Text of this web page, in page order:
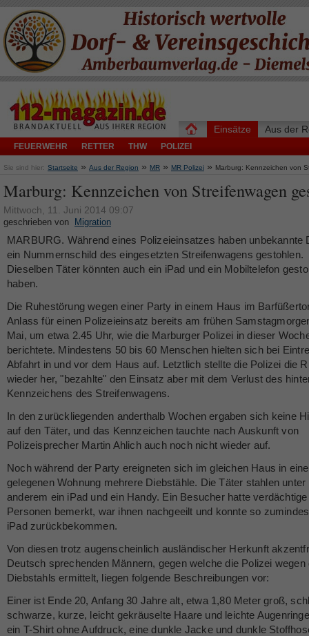
Einsätze
FEUERWEHR RETTER THW POLIZEI
Aus der
Sie sind hier: Startseite » Aus der Region » MR » MR Polizei » Marburg: Kennzeichen von
Marburg: Kennzeichen von Streifenwagen
Mittwoch, 11. Juni 2014 09:07
geschrieben von Migration
MARBURG. Während eines Polizeieinsatzes haben unbekannte
ein Nummernschild des eingesetzten Streifenwagens gestohlen.
Dieselben Täter könnten auch ein iPad und ein Mobiltelefon
haben.
Die Ruhestörung wegen einer Party in einem Haus im
Anlass für einen Polizeieinsatz bereits am frühen
Mai, um etwa 2.45 Uhr, wie die Marburger Polizei in dieser
berichtete. Mindestens 50 bis 60 Menschen hielten sich bei
Abfahrt in und vor dem Haus auf. Letztlich stellte die Polizei die
wieder her, "bezahlte" den Einsatz aber mit dem Verlust des
Kennzeichens des Streifenwagens.
In den zurückliegenden anderthalb Wochen ergaben sich keine
auf den Täter, und das Kennzeichen tauchte nach Auskunft von
Polizeisprecher Martin Ahlich auch noch nicht wieder auf.
Noch während der Party ereigneten sich im gleichen Haus in
gelegenen Wohnung mehrere Diebstähle. Die Täter stahlen unter
anderem ein iPad und ein Handy. Ein Besucher hatte verdächtige
Personen bemerkt, war ihnen nachgeeilt und konnte so
iPad zurückbekommen.
Von diesen trotz augenscheinlich ausländischer Herkunft
Deutsch sprechenden Männern, gegen welche die Polizei wegen
Diebstahls ermittelt, liegen folgende Beschreibungen vor:
Einer ist Ende 20, Anfang 30 Jahre alt, etwa 1,80 Meter groß,
schwarze, kurze, leicht gekräuselte Haare und leichte
ein T-Shirt ohne Aufdruck, eine dunkle Jacke und dunkle